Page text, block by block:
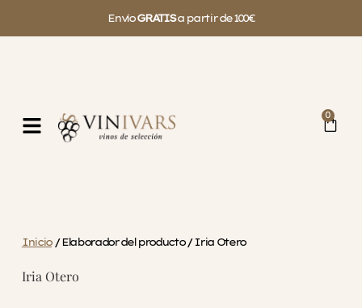
EnvíoGRATISa partir de 100€
0
Inicio/ Elaborador del producto / Iria Otero
Iria Otero